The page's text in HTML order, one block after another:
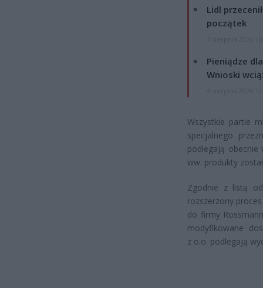
Lidl
początek
Pieniądze
Wnioski
Wszystkie partie
specjalnego
podlegają
ww. produkty
Zgodnie z listą
rozszerzony
do firmy
modyfikowane
z o.o. podlegają